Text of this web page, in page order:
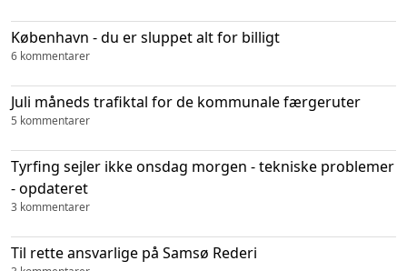
København - du er sluppet alt for billigt
6 kommentarer
Juli måneds trafiktal for de kommunale færgeruter
5 kommentarer
Tyrfing sejler ikke onsdag morgen - tekniske problemer
- opdateret
3 kommentarer
Til rette ansvarlige på Samsø Rederi